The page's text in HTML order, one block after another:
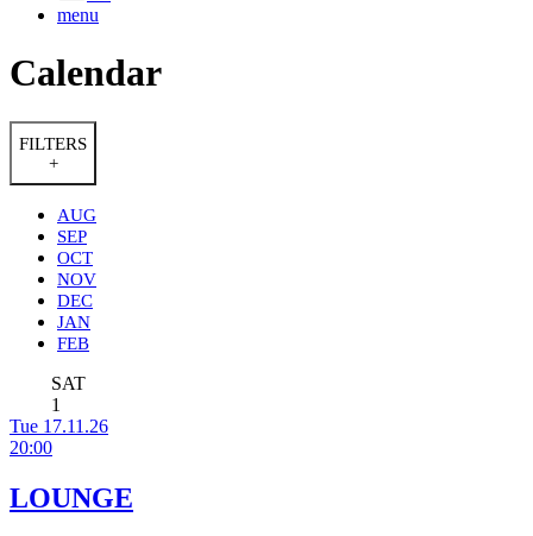
menu
Calendar
FILTERS
+
AUG
SEP
OCT
NOV
DEC
JAN
FEB
SAT
1
Tue 17.11.26
20:00
LOUNGE